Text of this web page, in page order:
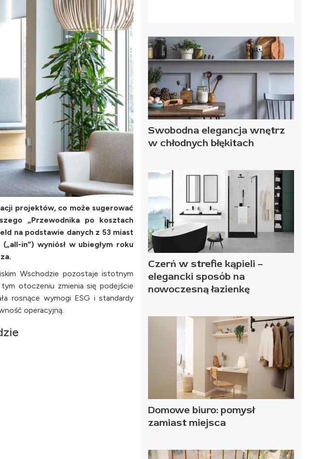
projektów, co może sugerować
„Przewodnika po kosztach
na podstawie danych z 53 miast
in”) wyniósł w ubiegłym roku
Wschodzie pozostaje istotnym
otoczeniu zmienia się podejście
rosnące wymogi ESG i standardy
operacyjną.
Swobodna elegancja wnętrz
w chłodnych błękitach
Czerń w strefie kąpieli –
elegancki sposób na
nowoczesną łazienkę
Domowe biuro: pomysł
zamiast miejsca